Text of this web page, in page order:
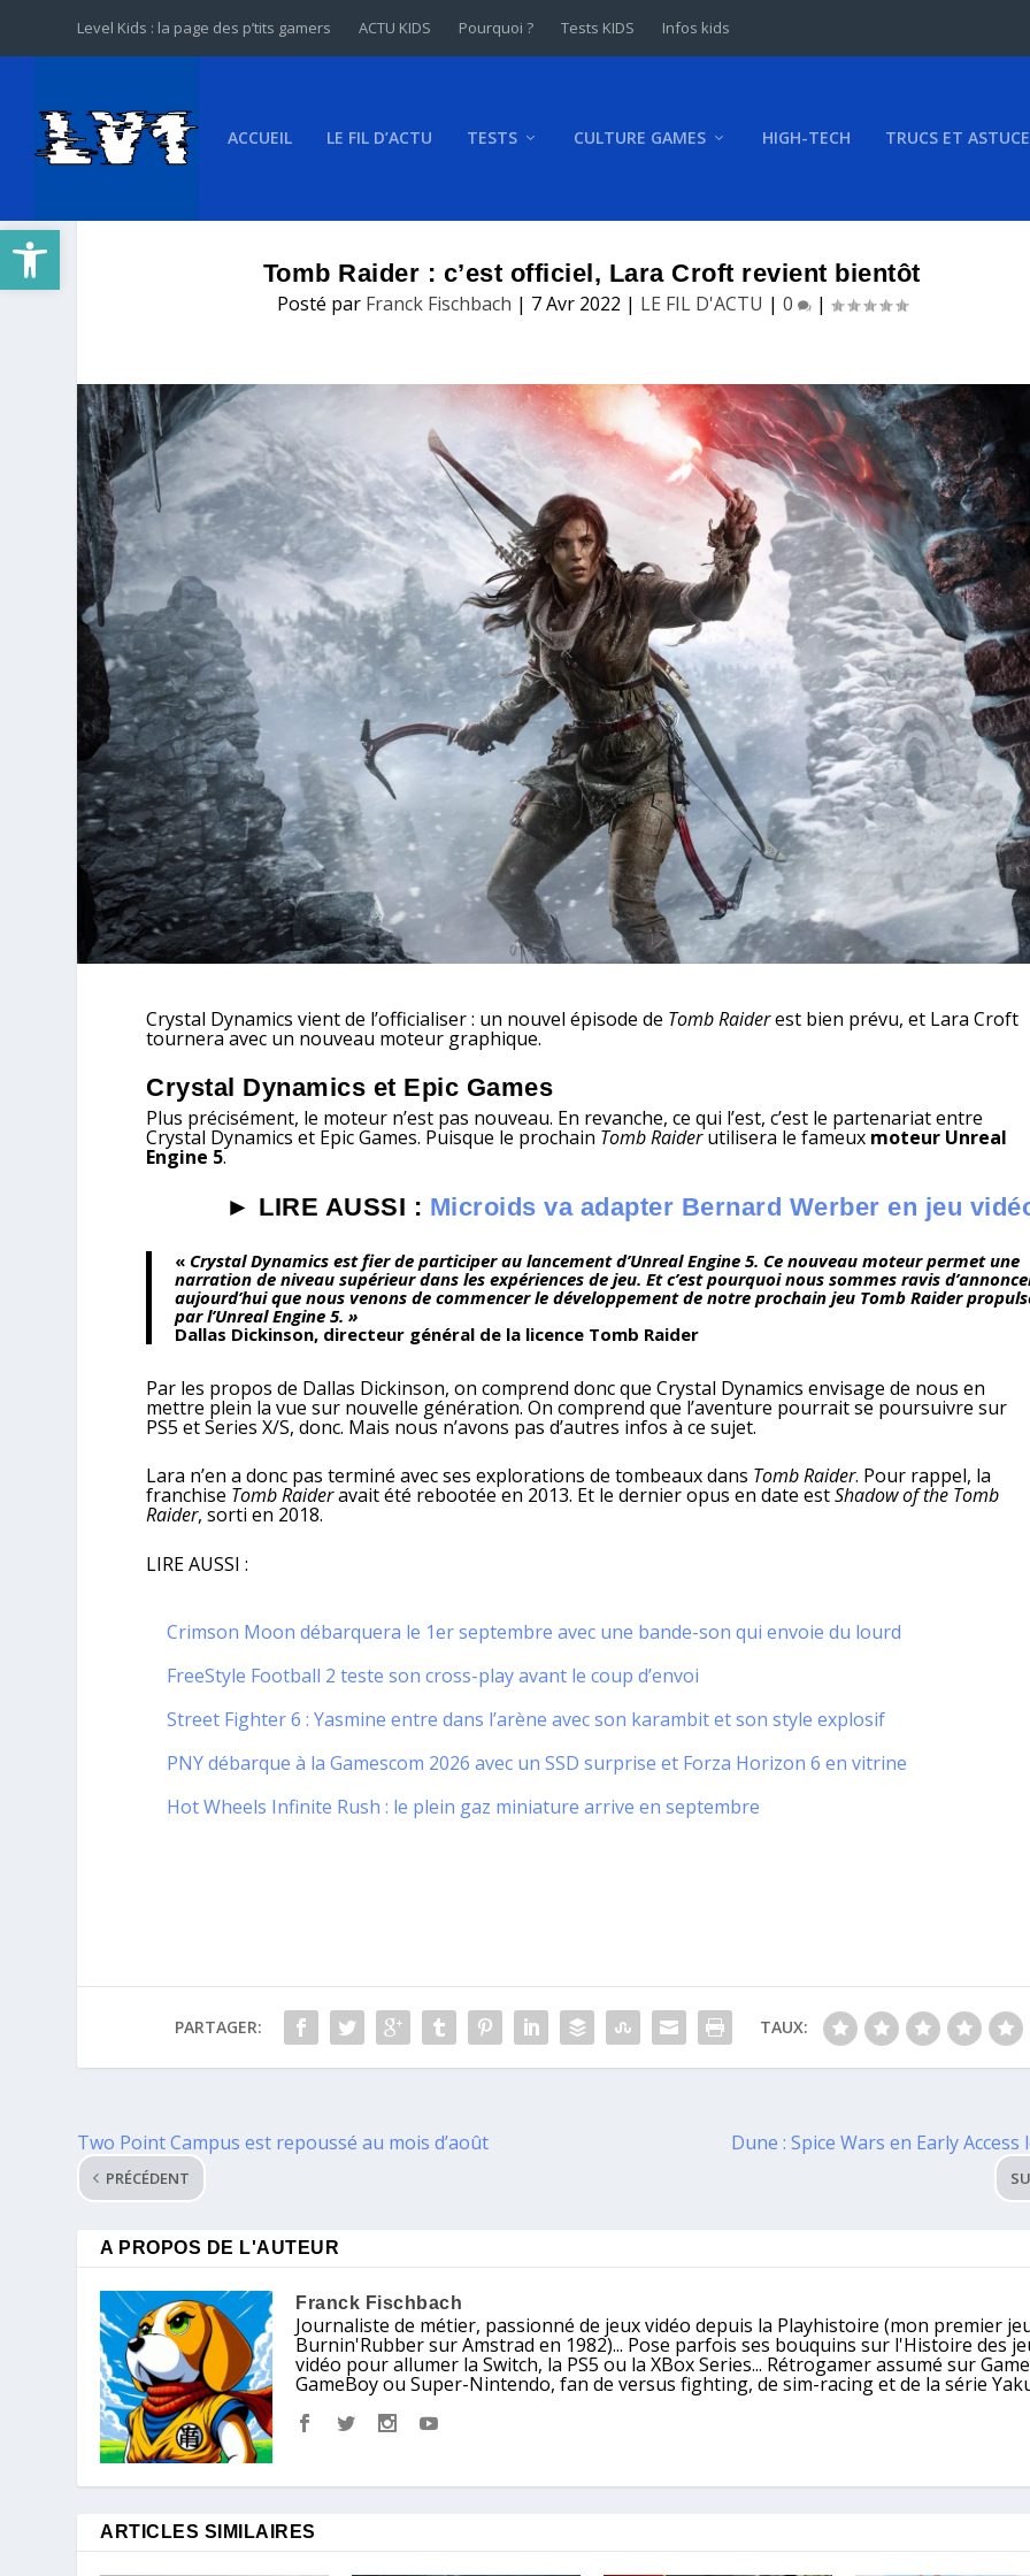
Ouvrir la barre d’outils
Level Kids : la page des p’tits gamers ACTU KIDS Pourquoi ? Tests KIDS Infos kids
ACCUEIL LE FIL D’ACTU TESTS CULTURE GAMES HIGH-TECH TRUCS ET
Tomb Raider : c’est officiel, Lara Croft revient bientôt
Posté par Franck Fischbach | 7 Avr 2022 | LE FIL D'ACTU | 0 |
Crystal Dynamics vient de l’officialiser : un nouvel épisode de Tomb Raiderest bien prévu, et Lara Croft
tournera avec un nouveau moteur graphique.
Crystal Dynamics et Epic Games
Plus précisément, le moteur n’est pas nouveau. En revanche, ce qui l’est, c’est le partenariat entre
Crystal Dynamics et Epic Games. Puisque le prochain Tomb Raiderutilisera le fameux moteur Unreal
Engine 5.
► LIRE AUSSI : Microids va adapter Bernard Werber en jeu
« Crystal Dynamics est fier de participer au lancement d’Unreal Engine 5. Ce nouveau moteur permet une
narration de niveau supérieur dans les expériences de jeu. Et c’est pourquoi nous sommes ravis
aujourd’hui que nous venons de commencer le développement de notre prochain jeu Tomb Raider
par l’Unreal Engine 5. »
Dallas Dickinson, directeur général de la licence Tomb Raider
Par les propos de Dallas Dickinson, on comprend donc que Crystal Dynamics envisage de nous en
mettre plein la vue sur nouvelle génération. On comprend que l’aventure pourrait se poursuivre sur
PS5 et Series X/S, donc. Mais nous n’avons pas d’autres infos à ce sujet.
Lara n’en a donc pas terminé avec ses explorations de tombeaux dans Tomb Raider. Pour rappel, la
franchise Tomb Raideravait été rebootée en 2013. Et le dernier opus en date estShadow of the Tomb
Raider, sorti en 2018.
LIRE AUSSI :
Crimson Moon débarquera le 1er septembre avec une bande-son qui envoie du lourd
FreeStyle Football 2 teste son cross-play avant le coup d’envoi
Street Fighter 6 : Yasmine entre dans l’arène avec son karambit et son style explosif
PNY débarque à la Gamescom 2026 avec un SSD surprise et Forza Horizon 6 en vitrine
Hot Wheels Infinite Rush : le plein gaz miniature arrive en septembre
PARTAGER: TAUX:
Two Point Campus est repoussé au mois d’août
PRÉCÉDENT
Dune : Spice Wars en Early Access
A PROPOS DE L'AUTEUR
Franck Fischbach
Journaliste de métier, passionné de jeux vidéo depuis la Playhistoire (mon premier
Burnin'Rubber sur Amstrad en 1982)... Pose parfois ses bouquins sur l'Histoire des
vidéo pour allumer la Switch, la PS5 ou la XBox Series... Rétrogamer assumé sur
GameBoy ou Super-Nintendo, fan de versus fighting, de sim-racing et de la série
ARTICLES SIMILAIRES